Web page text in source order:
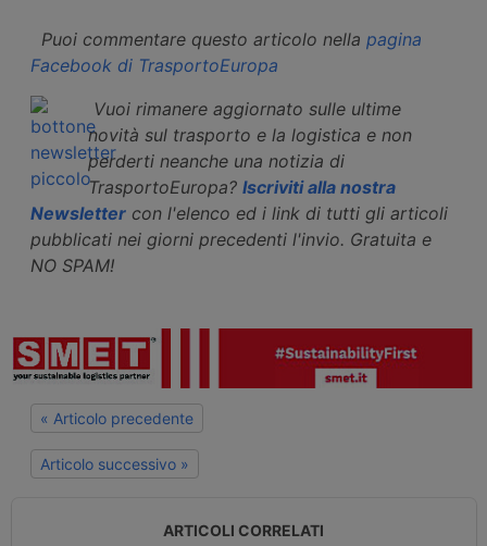
Puoi commentare questo articolo nella pagina
Facebook di TrasportoEuropa
Vuoi rimanere aggiornato sulle ultime
novità sul trasporto e la logistica e non
perderti neanche una notizia di
TrasportoEuropa? Iscriviti alla nostra
Newsletter con l'elenco ed i link di tutti gli articoli
pubblicati nei giorni precedenti l'invio. Gratuita e
NO SPAM!
« Articolo precedente
Articolo successivo »
ARTICOLI CORRELATI